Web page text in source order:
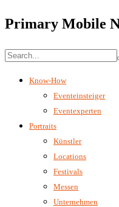
Primary Mobile
Know-How
Eventeinsteiger
Eventexperten
Portraits
Künstler
Locations
Festivals
Messen
Unternehmen